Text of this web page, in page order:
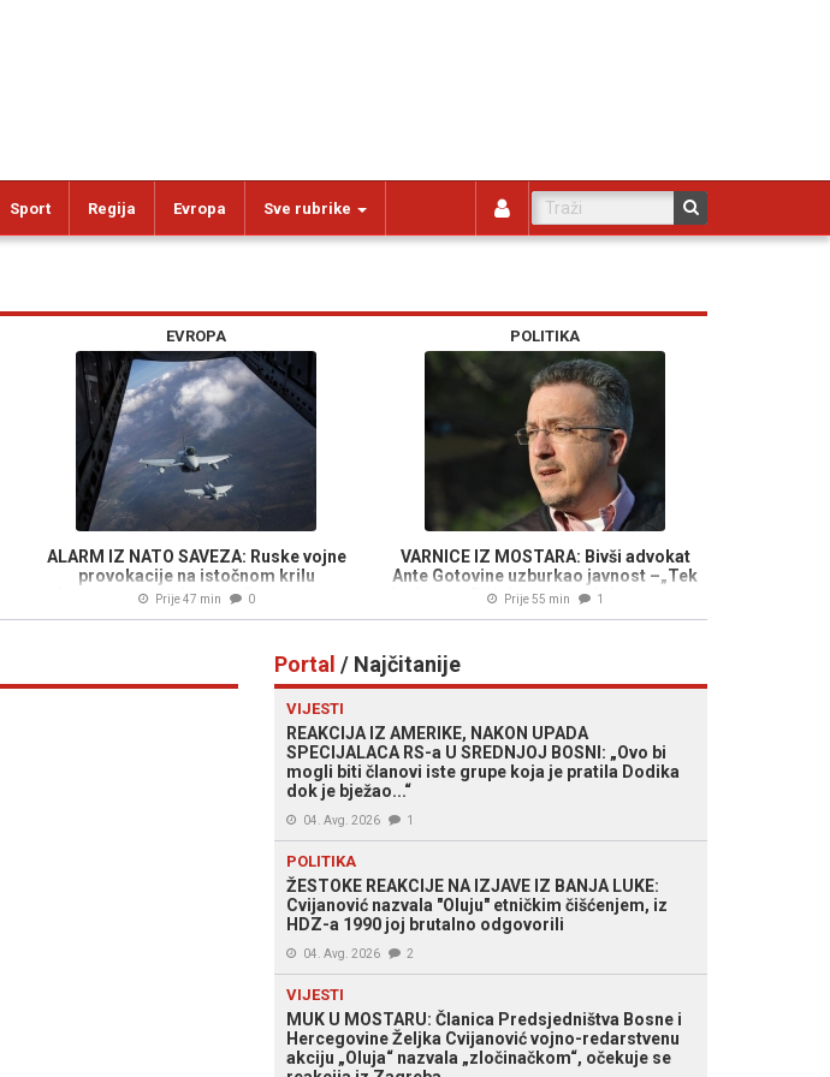
Sport Regija Evropa Sve rubrike
EVROPA
ALARM IZ NATO SAVEZA: Ruske vojne
provokacije na istočnom krilu
udvostručene, jedna zemlja na udaru...
Prije 47 min 0
POLITIKA
VARNICE IZ MOSTARA: Bivši advokat
Ante Gotovine uzburkao javnost –„Tek
kada se u BiH donese novi Ustav, može
Prije 55 min 1
Portal / Najčitanije
VIJESTI
REAKCIJA IZ AMERIKE, NAKON UPADA
SPECIJALACA RS-a U SREDNJOJ BOSNI: „Ovo bi
mogli biti članovi iste grupe koja je pratila Dodika
dok je bježao...“
04. Avg. 2026 1
POLITIKA
ŽESTOKE REAKCIJE NA IZJAVE IZ BANJA LUKE:
Cvijanović nazvala "Oluju" etničkim čišćenjem, iz
HDZ-a 1990 joj brutalno odgovorili
04. Avg. 2026 2
VIJESTI
MUK U MOSTARU: Članica Predsjedništva Bosne i
Hercegovine Željka Cvijanović vojno-redarstvenu
akciju „Oluja“ nazvala „zločinačkom“, očekuje se